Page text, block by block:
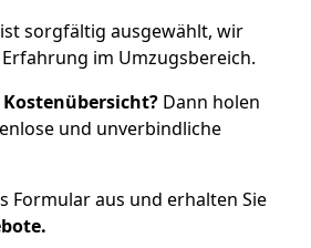
ist sorgfältig ausgewählt, wir
Erfahrung im Umzugsbereich.
Kostenübersicht? Dann holen
und unverbindliche
Formular aus und erhalten Sie